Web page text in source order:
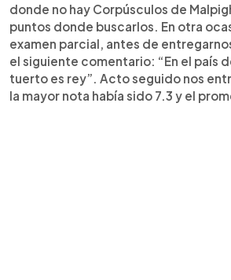
donde no hay Corpúsculos de
puntos donde buscarlos. En otra
examen parcial, antes de
el siguiente comentario: “En el país
tuerto es rey”. Acto seguido nos
la mayor nota había sido 7.3 y el